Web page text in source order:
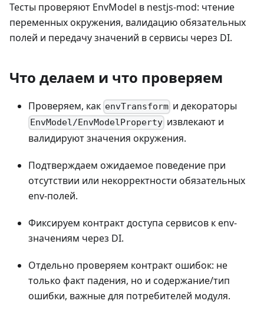
Тесты проверяют EnvModel в nestjs-mod: чтение
переменных окружения, валидацию обязательных
полей и передачу значений в сервисы через DI.
Что делаем и что проверяем
Проверяем, как envTransform и декораторы
EnvModel/EnvModelProperty извлекают и
валидируют значения окружения.
Подтверждаем ожидаемое поведение при
отсутствии или некорректности обязательных
env-полей.
Фиксируем контракт доступа сервисов к env-
значениям через DI.
Отдельно проверяем контракт ошибок: не
только факт падения, но и содержание/тип
ошибки, важные для потребителей модуля.